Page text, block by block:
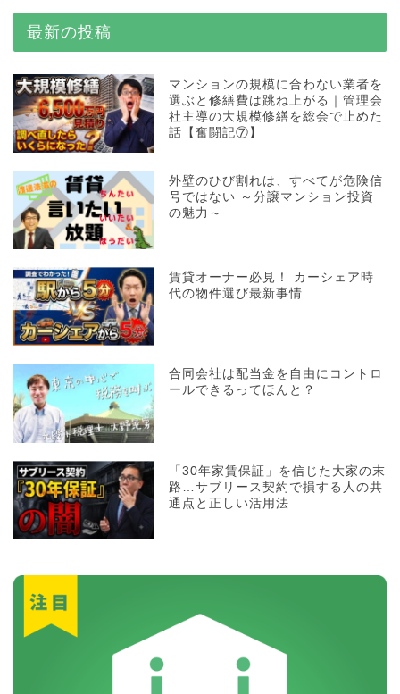
最新の投稿
マンションの規模に合わない業者を
選ぶと修繕費は跳ね上がる｜管理会
社主導の大規模修繕を総会で止めた
話【奮闘記⑦】
外壁のひび割れは、すべてが危険信
号ではない ～分譲マンション投資
の魅力～
賃貸オーナー必見！ カーシェア時
代の物件選び最新事情
合同会社は配当金を自由にコントロ
ールできるってほんと？
「30年家賃保証」を信じた大家の末
路…サブリース契約で損する人の共
通点と正しい活用法